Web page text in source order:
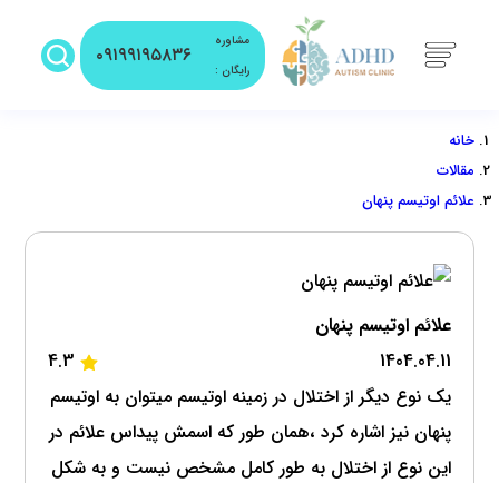
مشاوره
رایگان :
۰۹۱۹۹۱۹۵۸۳۶
خانه
مقالات
علائم اوتیسم پنهان
علائم اوتیسم پنهان
1404.04.11
4.3
یک نوع دیگر از اختلال در زمینه اوتیسم میتوان به اوتیسم
پنهان نیز اشاره کرد ،همان طور که اسمش پیداس علائم در
این نوع از اختلال به طور کامل مشخص نیست و به شکل